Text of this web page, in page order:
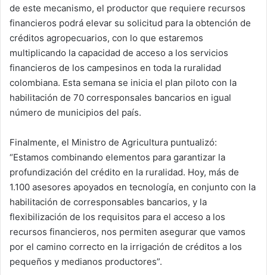
de este mecanismo, el productor que requiere recursos
financieros podrá elevar su solicitud para la obtención de
créditos agropecuarios, con lo que estaremos
multiplicando la capacidad de acceso a los servicios
financieros de los campesinos en toda la ruralidad
colombiana. Esta semana se inicia el plan piloto con la
habilitación de 70 corresponsales bancarios en igual
número de municipios del país.
Finalmente, el Ministro de Agricultura puntualizó:
“Estamos combinando elementos para garantizar la
profundización del crédito en la ruralidad. Hoy, más de
1.100 asesores apoyados en tecnología, en conjunto con la
habilitación de corresponsables bancarios, y la
flexibilización de los requisitos para el acceso a los
recursos financieros, nos permiten asegurar que vamos
por el camino correcto en la irrigación de créditos a los
pequeños y medianos productores”.